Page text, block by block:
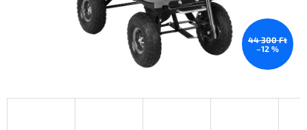
44 300 Ft
–12 %